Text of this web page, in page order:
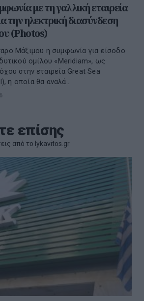
με τη γαλλική εταιρεία
ηλεκτρική διασύνδεση
(Photos)
Μάξιμου η συμφωνία για είσοδο
ομίλου «Meridiam», ως
στην εταιρεία Great Sea
η οποία θα αναλά...
επίσης
από το lykavitos.gr